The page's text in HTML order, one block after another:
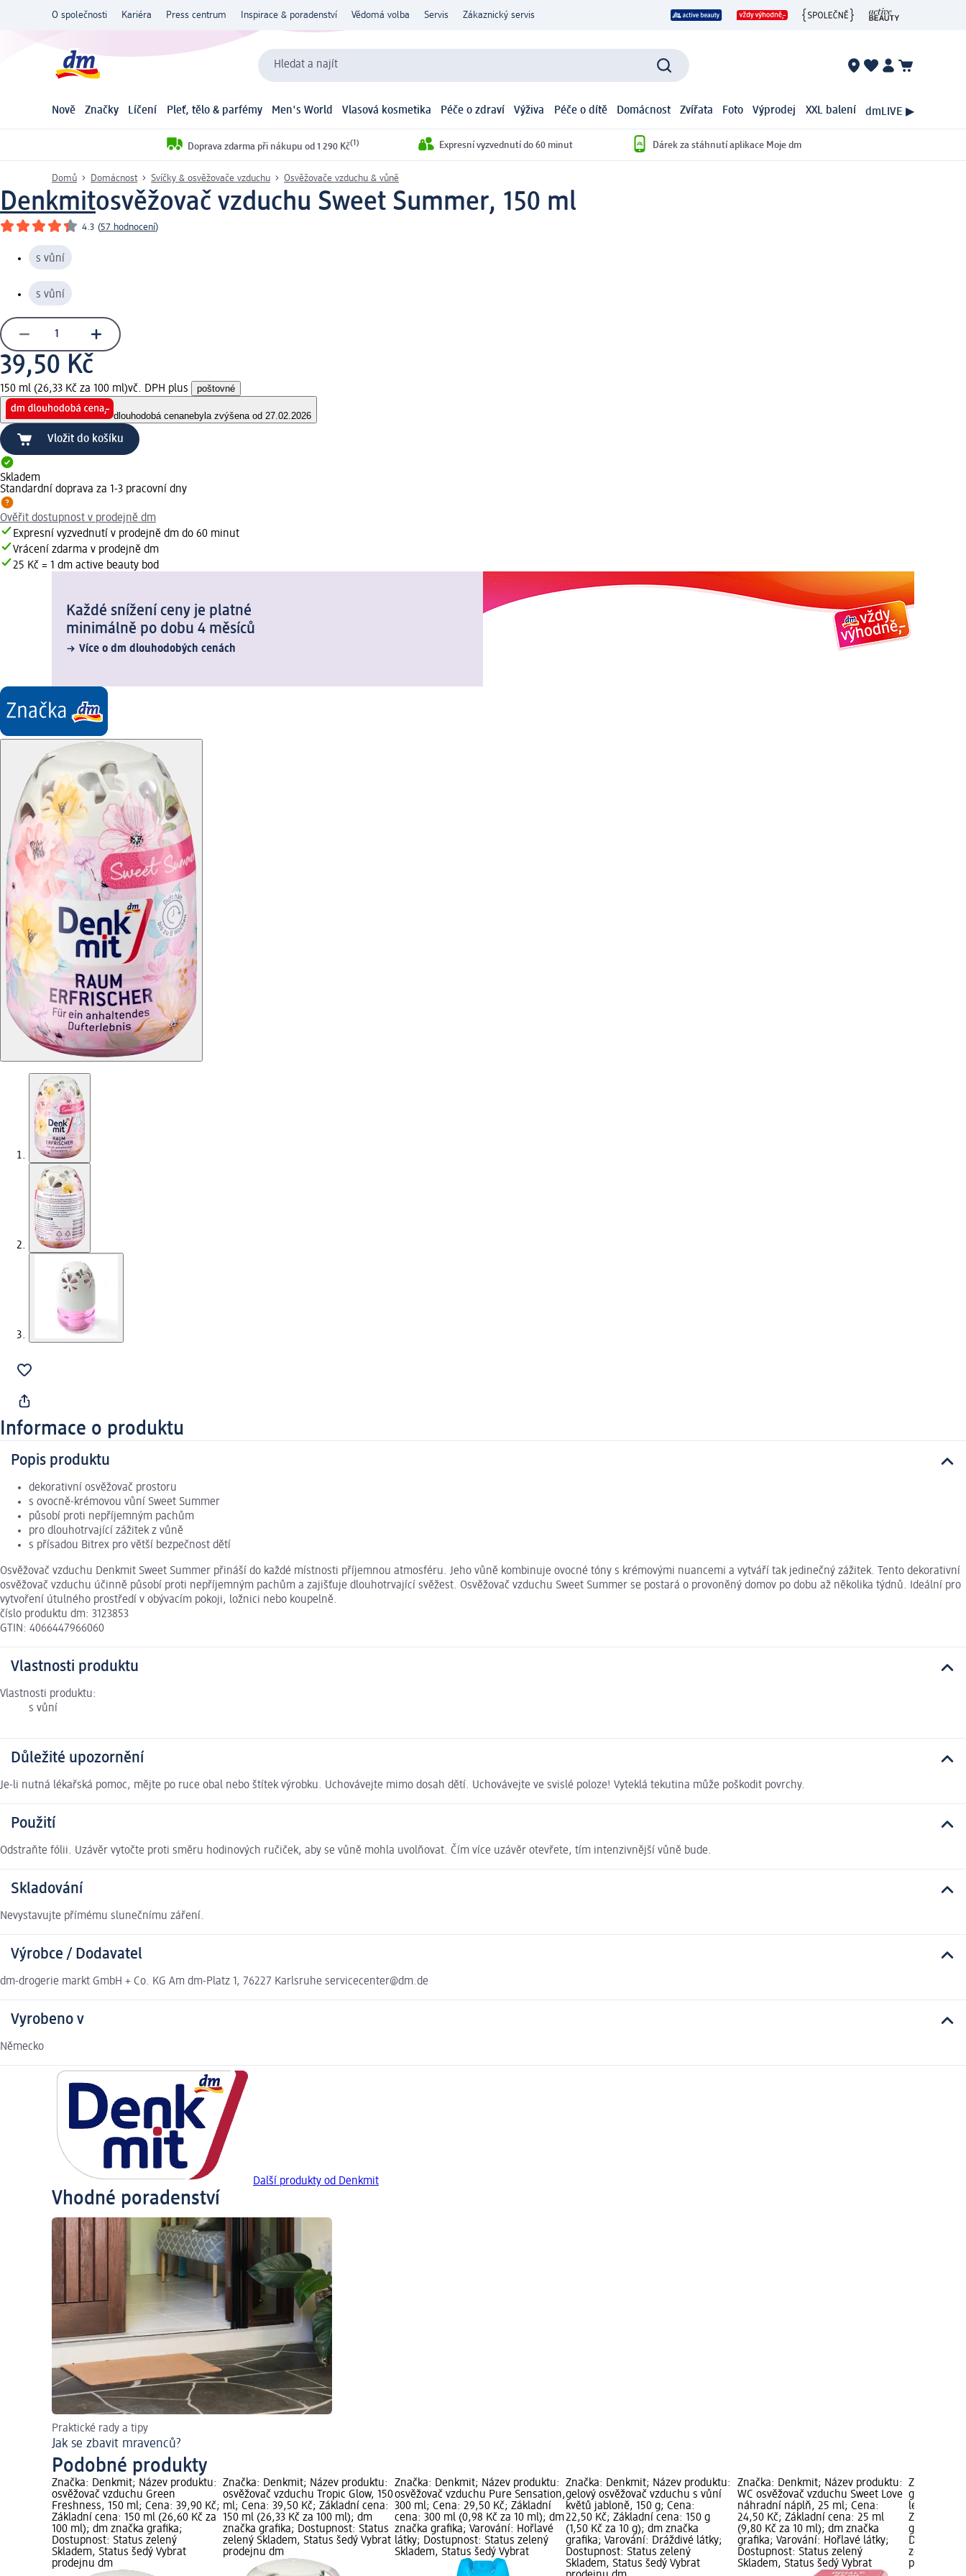
O společnosti Kariéra Press centrum Inspirace & poradenství Vědomá volba Servis Zákaznický servis
Hledat a najít
Nově Značky Líčení Pleť, tělo & parfémy Men's World Vlasová kosmetika Péče o zdraví Výživa Péče o dítě Domácnost Zvířata Foto Výprodej XXL balení dmLIVE ▶
Doprava zdarma při nákupu od 1 290 Kč(1) Expresní vyzvednutí do 60 minut Dárek za stáhnutí aplikace Moje dm
Domů Domácnost Svíčky & osvěžovače vzduchu Osvěžovače vzduchu & vůně
Denkmitosvěžovač vzduchu Sweet Summer, 150 ml
4.3 (57 hodnocení)
s vůní
s vůní
39,50 Kč
150 ml (26,33 Kč za 100 ml)vč. DPH plus poštovné
dlouhodobá cenanebyla zvýšena od 27.02.2026
Vložit do košíku
Skladem
Standardní doprava za 1-3 pracovní dny
Ověřit dostupnost v prodejně dm
Expresní vyzvednutí v prodejně dm do 60 minut
Vrácení zdarma v prodejně dm
25 Kč = 1 dm active beauty bod
Každé snížení ceny je platné
minimálně po dobu 4 měsíců
Více o dm dlouhodobých cenách
Informace o produktu
Popis produktu
dekorativní osvěžovač prostoru
s ovocně-krémovou vůní Sweet Summer
působí proti nepříjemným pachům
pro dlouhotrvající zážitek z vůně
s přísadou Bitrex pro větší bezpečnost dětí
Osvěžovač vzduchu Denkmit Sweet Summer přináší do každé místnosti příjemnou atmosféru. Jeho vůně kombinuje ovocné tóny s krémovými nuancemi a vytváří tak jedinečný zážitek. Tento dekorativní
osvěžovač vzduchu účinně působí proti nepříjemným pachům a zajišťuje dlouhotrvající svěžest. Osvěžovač vzduchu Sweet Summer se postará o provoněný domov po dobu až několika týdnů. Ideální pro
vytvoření útulného prostředí v obývacím pokoji, ložnici nebo koupelně.
číslo produktu dm: 3123853
GTIN: 4066447966060
Vlastnosti produktu
Vlastnosti produktu:
s vůní
Důležité upozornění
Je-li nutná lékařská pomoc, mějte po ruce obal nebo štítek výrobku. Uchovávejte mimo dosah dětí. Uchovávejte ve svislé poloze! Vyteklá tekutina může poškodit povrchy.
Použití
Odstraňte fólii. Uzávěr vytočte proti směru hodinových ručiček, aby se vůně mohla uvolňovat. Čím více uzávěr otevřete, tím intenzivnější vůně bude.
Skladování
Nevystavujte přímému slunečnímu záření.
Výrobce / Dodavatel
dm-drogerie markt GmbH + Co. KG Am dm-Platz 1, 76227 Karlsruhe servicecenter@dm.de
Vyrobeno v
Německo
Další produkty od Denkmit
Vhodné poradenství
Praktické rady a tipy
Jak se zbavit mravenců?
Podobné produkty
Značka: Denkmit; Název produktu:
osvěžovač vzduchu Green
Freshness, 150 ml; Cena: 39,90 Kč;
Základní cena: 150 ml (26,60 Kč za
100 ml); dm značka grafika;
Dostupnost: Status zelený
Skladem, Status šedý Vybrat
prodejnu dm
Značka: Denkmit; Název produktu:
osvěžovač vzduchu Tropic Glow, 150
ml; Cena: 39,50 Kč; Základní cena:
150 ml (26,33 Kč za 100 ml); dm
značka grafika; Dostupnost: Status
zelený Skladem, Status šedý Vybrat
prodejnu dm
Značka: Denkmit; Název produktu:
osvěžovač vzduchu Pure Sensation,
300 ml; Cena: 29,50 Kč; Základní
cena: 300 ml (0,98 Kč za 10 ml); dm
značka grafika; Varování: Hořlavé
látky; Dostupnost: Status zelený
Skladem, Status šedý Vybrat
Značka: Denkmit; Název produktu:
gelový osvěžovač vzduchu s vůní
květů jabloně, 150 g; Cena:
22,50 Kč; Základní cena: 150 g
(1,50 Kč za 10 g); dm značka
grafika; Varování: Dráždivé látky;
Dostupnost: Status zelený
Skladem, Status šedý Vybrat
Značka: Denkmit; Název produktu:
WC osvěžovač vzduchu Sweet Love
náhradní náplň, 25 ml; Cena:
24,50 Kč; Základní cena: 25 ml
(9,80 Kč za 10 ml); dm značka
grafika; Varování: Hořlavé látky;
Dostupnost: Status zelený
Skladem, Status šedý Vybrat
Značka:
gelový
levandule,
Základní
g); dm
Dráždivé
zelený
prodejnu